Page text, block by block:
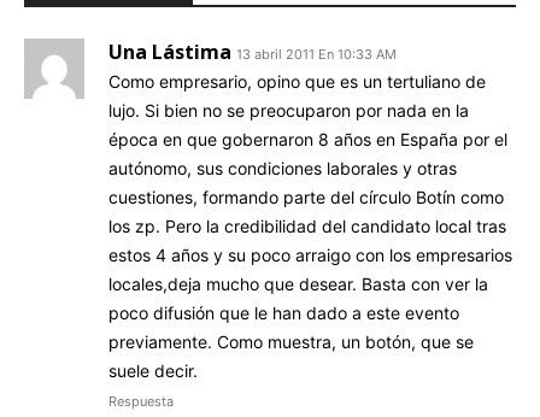
Una Lástima 13 abril 2011 En 10:33 AM
Como empresario, opino que es un tertuliano de
lujo. Si bien no se preocuparon por nada en la
época en que gobernaron 8 años en España por el
autónomo, sus condiciones laborales y otras
cuestiones, formando parte del círculo Botín como
los zp. Pero la credibilidad del candidato local tras
estos 4 años y su poco arraigo con los empresarios
locales,deja mucho que desear. Basta con ver la
poco difusión que le han dado a este evento
previamente. Como muestra, un botón, que se
suele decir.
Respuesta